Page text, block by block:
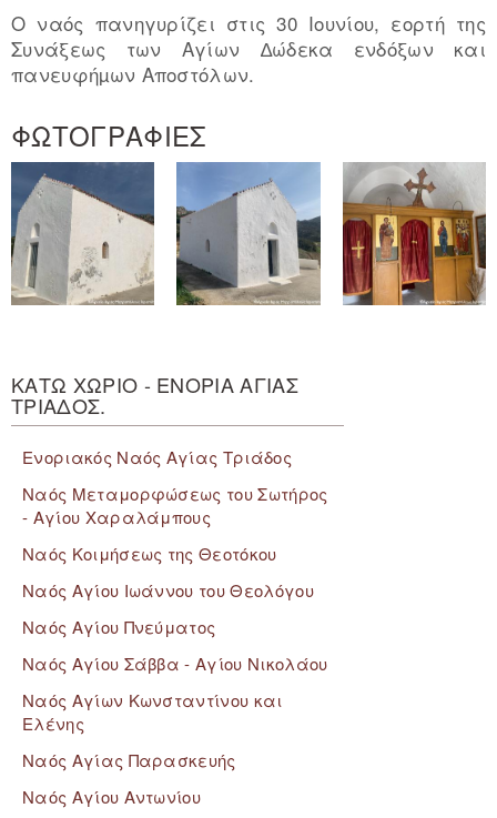
Ο ναός πανηγυρίζει στις 30 Ιουνίου, εορτή της
Συνάξεως των Αγίων ∆ώδεκα ενδόξων και
πανευφήµων Αποστόλων.
ΦΩΤΟΓΡΑΦΙΕΣ
ΚΑΤΩ ΧΩΡΙΟ - ΕΝΟΡΙΑ ΑΓΙΑΣ
ΤΡΙΑΔΟΣ.
Ενοριακός Ναός Αγίας Τριάδος
Ναός Μεταμορφώσεως του Σωτήρος
- Αγίου Χαραλάμπους
Ναός Κοιμήσεως της Θεοτόκου
Ναός Αγίου Ιωάννου του Θεολόγου
Ναός Αγίου Πνεύματος
Ναός Αγίου Σάββα - Αγίου Νικολάου
Ναός Αγίων Κωνσταντίνου και
Ελένης
Ναός Αγίας Παρασκευής
Ναός Αγίου Αντωνίου